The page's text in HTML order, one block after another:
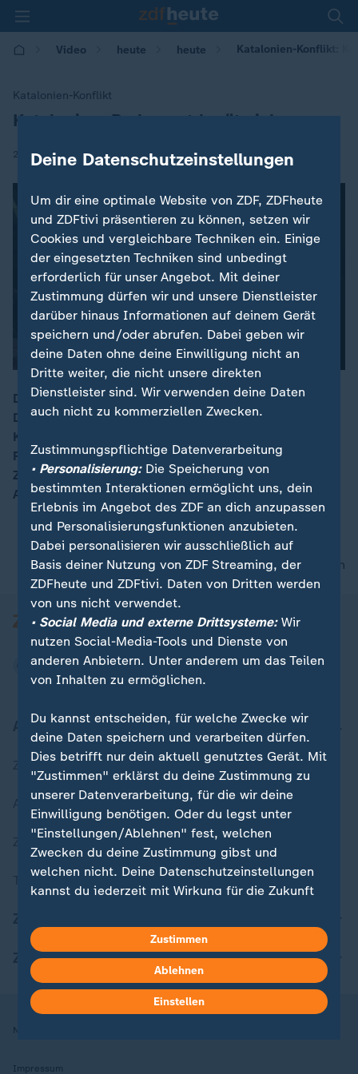
Video heute heute Katalonien-Konflikt:
Katalonien-Konflikt
:Katalonien: Parlament berät sich
26.10.2017 | 08:42
Das katalanische Parlament berät am
Donnerstagnachmittag über das weitere Vorgehen im
Konflikt um die Unabhängigkeitsbestrebungen der
Region. Offiziell geht es um die geplanten
Zwangsmaßnahmen Madrids und deren mögliche
Auswirkungen.
nach oben
Aktuell bei ZDFheute
Zuletzt veröffentlicht
Aktuelle Sendungs-Videos
ZDFheute Stories
Themen im Überblick
ZDFheute Apps
Nutzungsbedingungen
Impressum
Deine Datenschutzeinstellungen
Um dir eine optimale Website von ZDF, ZDFheute
und ZDFtivi präsentieren zu können, setzen wir
Cookies und vergleichbare Techniken ein. Einige
der eingesetzten Techniken sind unbedingt
erforderlich für unser Angebot. Mit deiner
Zustimmung dürfen wir und unsere Dienstleister
darüber hinaus Informationen auf deinem Gerät
speichern und/oder abrufen. Dabei geben wir
deine Daten ohne deine Einwilligung nicht an
Dritte weiter, die nicht unsere direkten
Dienstleister sind. Wir verwenden deine Daten
auch nicht zu kommerziellen Zwecken.
Zustimmungspflichtige Datenverarbeitung
• Personalisierung:Die Speicherung von
bestimmten Interaktionen ermöglicht uns, dein
Erlebnis im Angebot des ZDF an dich anzupassen
und Personalisierungsfunktionen anzubieten.
Dabei personalisieren wir ausschließlich auf
Basis deiner Nutzung von ZDF Streaming, der
ZDFheute und ZDFtivi. Daten von Dritten werden
von uns nicht verwendet.
• Social Media und externe Drittsysteme:Wir
nutzen Social-Media-Tools und Dienste von
anderen Anbietern. Unter anderem um das Teilen
von Inhalten zu ermöglichen.
Du kannst entscheiden, für welche Zwecke wir
deine Daten speichern und verarbeiten dürfen.
Dies betrifft nur dein aktuell genutztes Gerät. Mit
"Zustimmen" erklärst du deine Zustimmung zu
unserer Datenverarbeitung, für die wir deine
Einwilligung benötigen. Oder du legst unter
"Einstellungen/Ablehnen" fest, welchen
Zwecken du deine Zustimmung gibst und
welchen nicht. Deine Datenschutzeinstellungen
kannst du jederzeit mit Wirkung für die Zukunft
Hier findest du das Impressum.
Weitere Informationen findest du in unserer
Datenschutzerklärung.
Zustimmen
Ablehnen
Einstellen